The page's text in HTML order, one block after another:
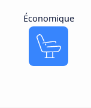
Économique